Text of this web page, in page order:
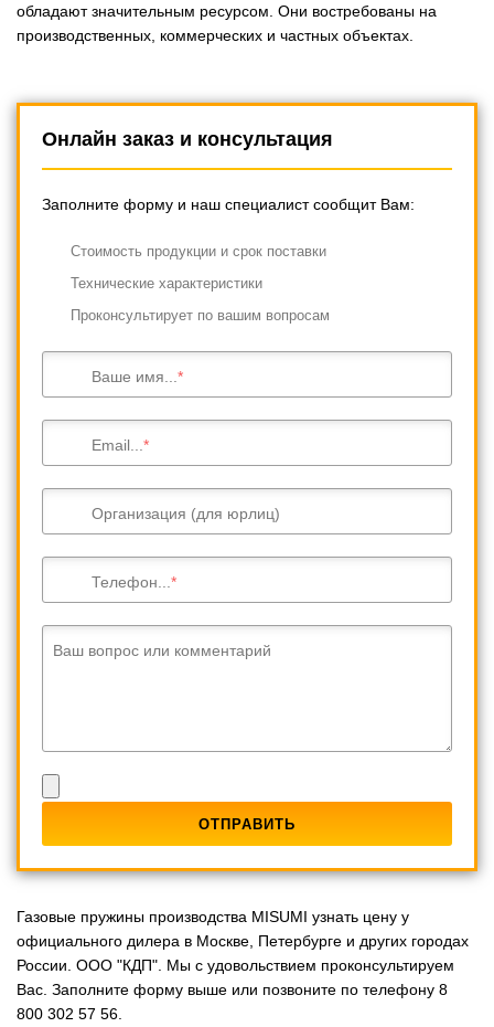
обладают значительным ресурсом. Они востребованы на
производственных, коммерческих и частных объектах.
Онлайн заказ и консультация
Заполните форму и наш специалист сообщит Вам:
Cтоимость продукции и срок поставки
Технические характеристики
Проконсультирует по вашим вопросам
Ваше имя...
Email...
Организация (для юрлиц)
Телефон...
Ваш вопрос или комментарий
Газовые пружины производства MISUMI узнать цену у
официального дилера в Москве, Петербурге и других городах
России. ООО "КДП". Мы с удовольствием проконсультируем
Вас. Заполните форму выше или позвоните по телефону 8
800 302 57 56.